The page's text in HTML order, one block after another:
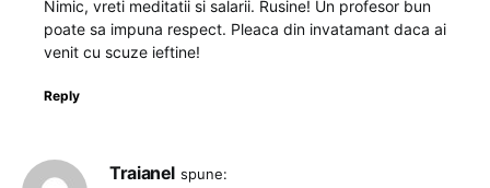
Nimic, vreti meditatii si salarii. Rusine! Un profesor bun
poate sa impuna respect. Pleaca din invatamant daca ai
venit cu scuze ieftine!
Reply
Traianel spune: